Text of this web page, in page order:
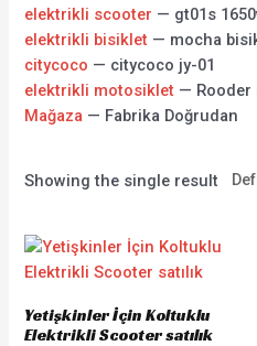
elektrikli scooter — gt01s
elektrikli bisiklet — mocha
citycoco — citycoco jy-01
elektrikli motosiklet — Rooder
Mağaza — Fabrika Doğrudan
Showing the single result
Yetişkinler İçin Koltuklu
Elektrikli Scooter satılık